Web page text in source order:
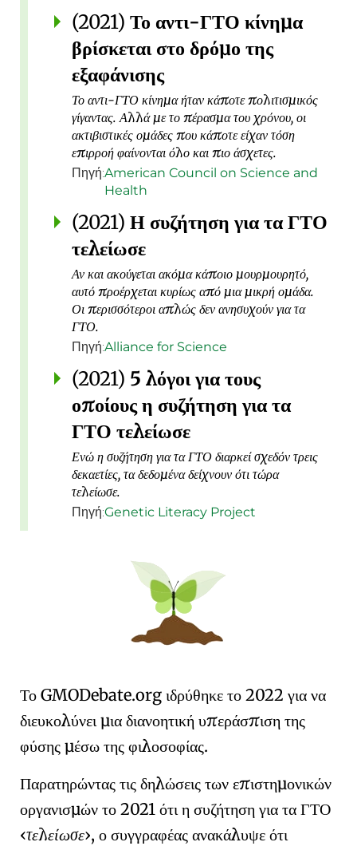
(2021) Το αντι-ΓΤΟ κίνημα
βρίσκεται στο δρόμο της
εξαφάνισης
Το αντι-ΓΤΟ κίνημα ήταν κάποτε πολιτισμικός
γίγαντας. Αλλά με το πέρασμα του χρόνου, οι
ακτιβιστικές ομάδες που κάποτε είχαν τόση
επιρροή φαίνονται όλο και πιο άσχετες.
Πηγή:American Council on Science and
Health
(2021) Η συζήτηση για τα ΓΤΟ
τελείωσε
Αν και ακούγεται ακόμα κάποιο μουρμουρητό,
αυτό προέρχεται κυρίως από μια μικρή ομάδα.
Οι περισσότεροι απλώς δεν ανησυχούν για τα
ΓΤΟ.
Πηγή:Alliance for Science
(2021) 5 λόγοι για τους
οποίους η συζήτηση για τα
ΓΤΟ τελείωσε
Ενώ η συζήτηση για τα ΓΤΟ διαρκεί σχεδόν τρεις
δεκαετίες, τα δεδομένα δείχνουν ότι τώρα
τελείωσε.
Πηγή:Genetic Literacy Project
Το GMODebate.org ιδρύθηκε το 2022 για να
διευκολύνει μια διανοητική υπεράσπιση της
φύσης μέσω της φιλοσοφίας.
Παρατηρώντας τις δηλώσεις των επιστημονικών
οργανισμών το 2021 ότι η συζήτηση για τα ΓΤΟ
τελείωσε , ο συγγραφέας ανακάλυψε ότι